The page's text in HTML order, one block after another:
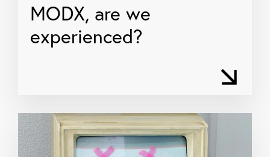
MODX, are we
experienced?